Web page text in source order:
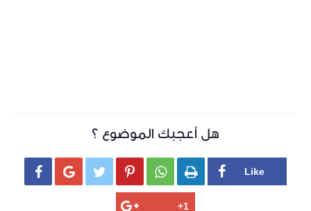
هل أعجبك الموضوع ؟
     